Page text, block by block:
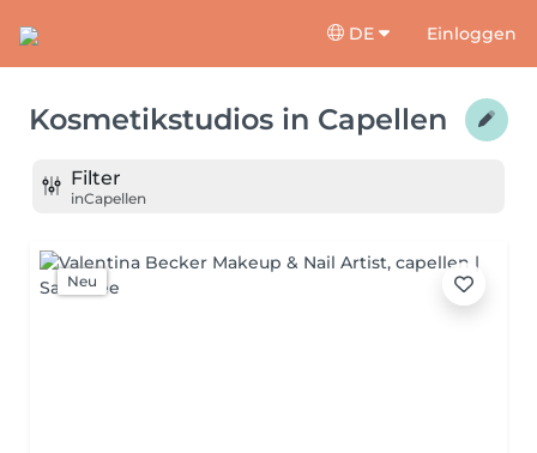
DE Einloggen
Kosmetikstudios in Capellen
Filter
inCapellen
Neu